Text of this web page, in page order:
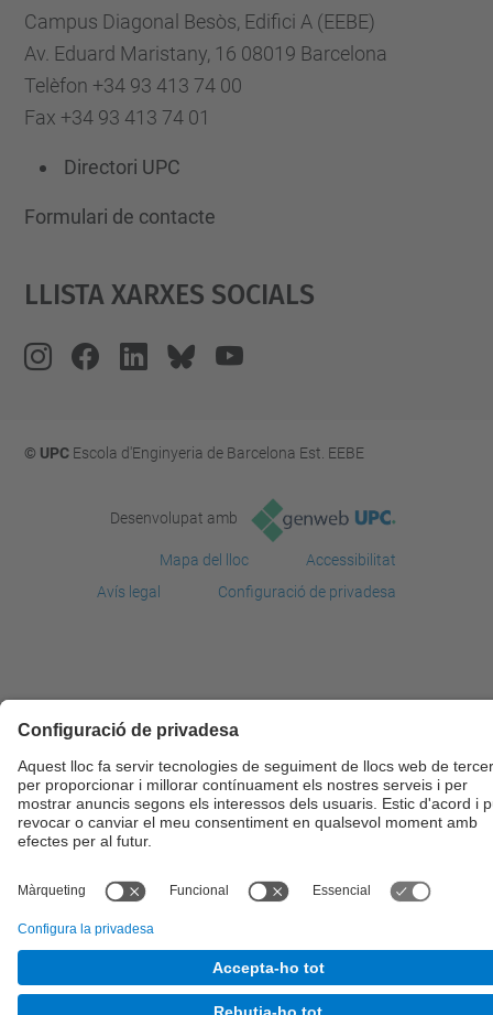
Campus Diagonal Besòs, Edifici A (EEBE)
Av. Eduard Maristany, 16 08019 Barcelona
Telèfon +34 93 413 74 00
Fax +34 93 413 74 01
Directori UPC
Formulari de contacte
Llista Xarxes Socials
© UPCEscola d'Enginyeria de Barcelona Est. EEBE
Desenvolupat amb
Mapa del lloc
Accessibilitat
Avís legal
Configuració de privadesa